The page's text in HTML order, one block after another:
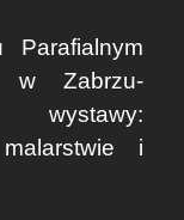
w Zabrzu-
wystawy:
i